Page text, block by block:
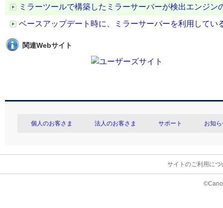
ミラーツールで構築したミラーサーバーが検出エンジン
ベースアップデート時に、ミラーサーバーを利用して
関連Webサイト
個人のお客さま 法人のお客さま サポート お知
サイトのご利用につ